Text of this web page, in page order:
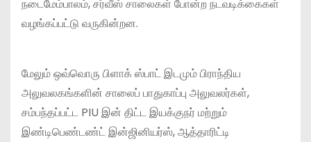
நடைமேம்பாலம், சர்வீஸ் சாலைகள் போன்ற நடவடிக்கைகள்
வழங்கப்பட்டு வருகின்றன.
மேலும் ஒவ்வொரு பிளாக் ஸ்பாட் இடமும் பிராந்திய
அலுவலகங்களின் சாலைப் பாதுகாப்பு அலுவலர்கள்,
சம்பந்தப்பட்ட PIU இன் திட்ட இயக்குநர் மற்றும்
இண்டிபெண்டண்ட் இன்ஜினியர்ஸ், ஆத்தாரிட்டி